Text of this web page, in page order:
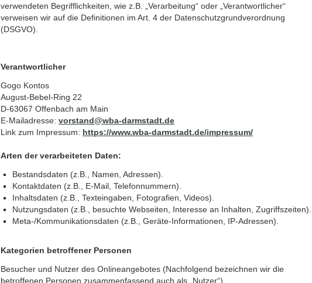
verwendeten Begrifflichkeiten, wie z.B. „Verarbeitung“ oder „Verantwortlicher“
verweisen wir auf die Definitionen im Art. 4 der Datenschutzgrundverordnung
(DSGVO).
Verantwortlicher
Gogo Kontos
August-Bebel-Ring 22
D-63067 Offenbach am Main
E-Mailadresse: vorstand@wba-darmstadt.de
Link zum Impressum: https://www.wba-darmstadt.de/impressum/
Arten der verarbeiteten Daten:
Bestandsdaten (z.B., Namen, Adressen).
Kontaktdaten (z.B., E-Mail, Telefonnummern).
Inhaltsdaten (z.B., Texteingaben, Fotografien, Videos).
Nutzungsdaten (z.B., besuchte Webseiten, Interesse an Inhalten, Zugriffszeiten).
Meta-/Kommunikationsdaten (z.B., Geräte-Informationen, IP-Adressen).
Kategorien betroffener Personen
Besucher und Nutzer des Onlineangebotes (Nachfolgend bezeichnen wir die
betroffenen Personen zusammenfassend auch als „Nutzer“).